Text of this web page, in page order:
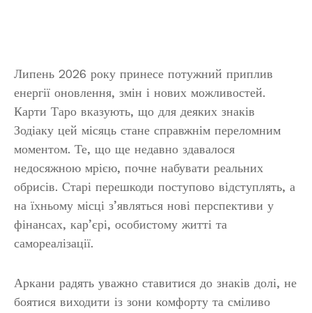
Липень 2026 року принесе потужний приплив
енергії оновлення, змін і нових можливостей.
Карти Таро вказують, що для деяких знаків
Зодіаку цей місяць стане справжнім переломним
моментом. Те, що ще недавно здавалося
недосяжною мрією, почне набувати реальних
обрисів. Старі перешкоди поступово відступлять, а
на їхньому місці з’являться нові перспективи у
фінансах, кар’єрі, особистому житті та
самореалізації.
Аркани радять уважно ставитися до знаків долі, не
боятися виходити із зони комфорту та сміливо